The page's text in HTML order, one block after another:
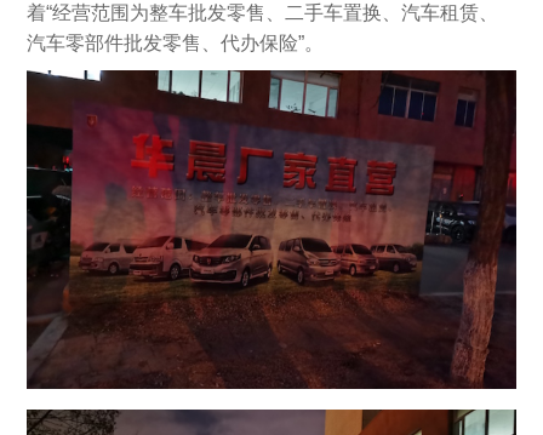
着“经营范围为整车批发零售、二手车置换、汽车租赁、
汽车零部件批发零售、代办保险”。